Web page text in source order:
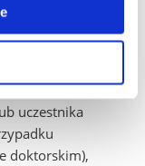
elementy
polskim,
uczestnika
doktorskim),